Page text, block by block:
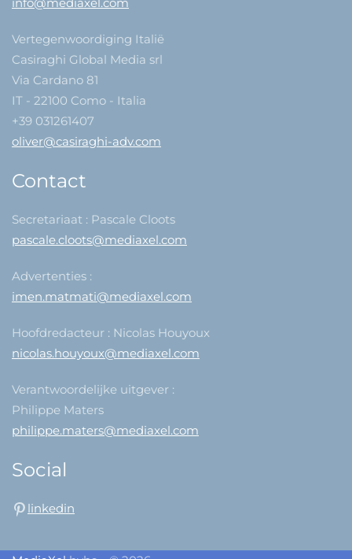
Vertegenwoordiging Italië
Casiraghi Global Media srl
Via Cardano 81
IT - 22100 Como - Italia
+39 031261407
oliver@casiraghi-adv.com
Contact
Secretariaat : Pascale Cloots
pascale.cloots@mediaxel.com
Advertenties :
imen.matmati@mediaxel.com
Hoofdredacteur : Nicolas Houyoux
nicolas.houyoux@mediaxel.com
Verantwoordelijke uitgever :
Philippe Maters
philippe.maters@mediaxel.com
Social
linkedin